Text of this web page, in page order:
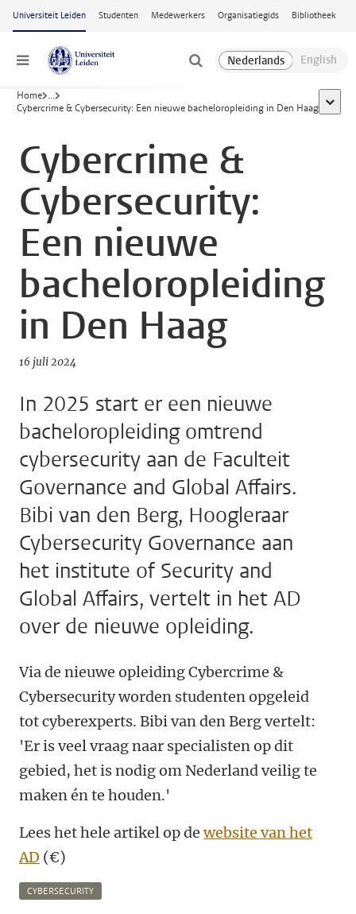
Ga naar hoofdinhoud
Universiteit Leiden Studenten Medewerkers Organisatiegids Bibliotheek
Menu
Home ...
Cybercrime & Cybersecurity: Een nieuwe bacheloropleiding in Den Haag toon
Cybercrime &
Cybersecurity:
Een nieuwe
bacheloropleiding
in Den Haag
16 juli 2024
In 2025 start er een nieuwe
bacheloropleiding omtrend
cybersecurity aan de Faculteit
Governance and Global Affairs.
Bibi van den Berg, Hoogleraar
Cybersecurity Governance aan
het institute of Security and
Global Affairs, vertelt in het AD
over de nieuwe opleiding.
Via de nieuwe opleiding Cybercrime &
Cybersecurity worden studenten opgeleid
tot cyberexperts. Bibi van den Berg vertelt:
'Er is veel vraag naar specialisten op dit
gebied, het is nodig om Nederland veilig te
maken én te houden.'
Lees het hele artikel op dewebsite van het
AD (€)
CYBERSECURITY